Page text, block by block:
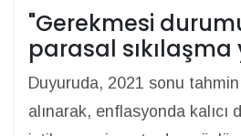
"Gerekmesi
parasal sıkılaşma
Duyuruda, 2021 sonu
alınarak, enflasyonda kalıcı